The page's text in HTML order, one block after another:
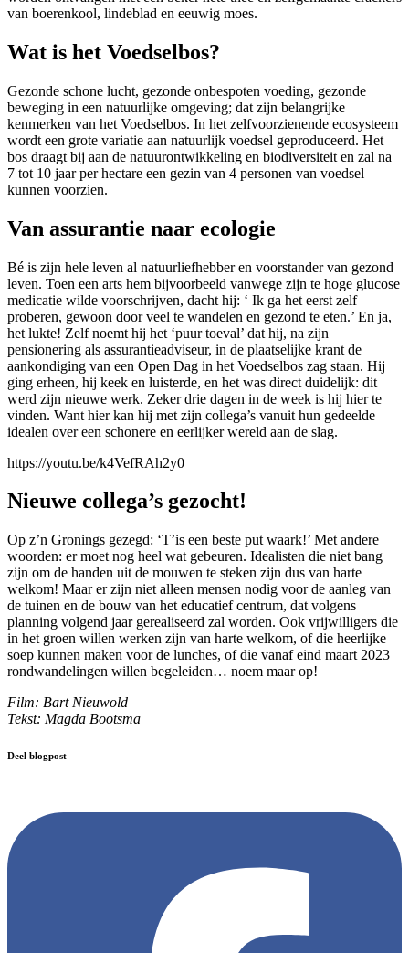
van boerenkool, lindeblad en eeuwig moes.
Wat is het Voedselbos?
Gezonde schone lucht, gezonde onbespoten voeding, gezonde
beweging in een natuurlijke omgeving; dat zijn belangrijke
kenmerken van het Voedselbos. In het zelfvoorzienende ecosysteem
wordt een grote variatie aan natuurlijk voedsel geproduceerd. Het
bos draagt bij aan de natuurontwikkeling en biodiversiteit en zal na
7 tot 10 jaar per hectare een gezin van 4 personen van voedsel
kunnen voorzien.
Van assurantie naar ecologie
Bé is zijn hele leven al natuurliefhebber en voorstander van gezond
leven. Toen een arts hem bijvoorbeeld vanwege zijn te hoge glucose
medicatie wilde voorschrijven, dacht hij: ‘ Ik ga het eerst zelf
proberen, gewoon door veel te wandelen en gezond te eten.’ En ja,
het lukte! Zelf noemt hij het ‘puur toeval’ dat hij, na zijn
pensionering als assurantieadviseur, in de plaatselijke krant de
aankondiging van een Open Dag in het Voedselbos zag staan. Hij
ging erheen, hij keek en luisterde, en het was direct duidelijk: dit
werd zijn nieuwe werk. Zeker drie dagen in de week is hij hier te
vinden. Want hier kan hij met zijn collega’s vanuit hun gedeelde
idealen over een schonere en eerlijker wereld aan de slag.
https://youtu.be/k4VefRAh2y0
Nieuwe collega’s gezocht!
Op z’n Gronings gezegd: ‘T’is een beste put waark!’ Met andere
woorden: er moet nog heel wat gebeuren. Idealisten die niet bang
zijn om de handen uit de mouwen te steken zijn dus van harte
welkom! Maar er zijn niet alleen mensen nodig voor de aanleg van
de tuinen en de bouw van het educatief centrum, dat volgens
planning volgend jaar gerealiseerd zal worden. Ook vrijwilligers die
in het groen willen werken zijn van harte welkom, of die heerlijke
soep kunnen maken voor de lunches, of die vanaf eind maart 2023
rondwandelingen willen begeleiden… noem maar op!
Film: Bart Nieuwold
Tekst: Magda Bootsma
Deel blogpost